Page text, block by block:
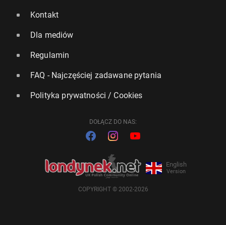
Kontakt
Dla mediów
Regulamin
FAQ - Najczęściej zadawane pytania
Polityka prywatności / Cookies
DOŁĄCZ DO NAS:
English
Version
COPYRIGHT © 2002-2026